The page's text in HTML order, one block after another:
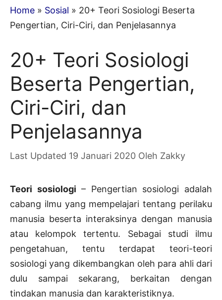
Home » Sosial » 20+ Teori Sosiologi Beserta
Pengertian, Ciri-Ciri, dan Penjelasannya
20+ Teori Sosiologi
Beserta Pengertian,
Ciri-Ciri, dan
Penjelasannya
19 Januari 2020 Oleh Zakky
Teori sosiologi – Pengertian sosiologi adalah
cabang ilmu yang mempelajari tentang perilaku
manusia beserta interaksinya dengan manusia
atau kelompok tertentu. Sebagai studi ilmu
pengetahuan, tentu terdapat teori-teori
sosiologi yang dikembangkan oleh para ahli dari
dulu sampai sekarang, berkaitan dengan
tindakan manusia dan karakteristiknya.